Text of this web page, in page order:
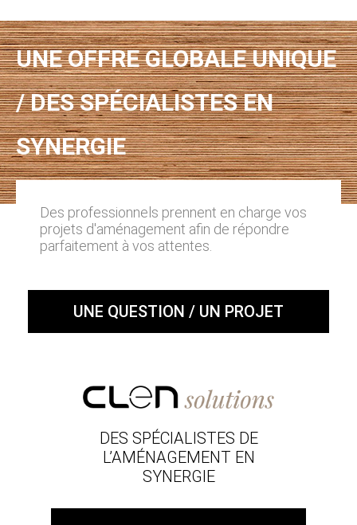
UNE OFFRE GLOBALE UNIQUE
/ DES SPÉCIALISTES EN
SYNERGIE
Des professionnels prennent en charge vos
projets d'aménagement afin de répondre
parfaitement à vos attentes.
UNE QUESTION / UN PROJET
DES SPÉCIALISTES DE
L’AMÉNAGEMENT EN
SYNERGIE